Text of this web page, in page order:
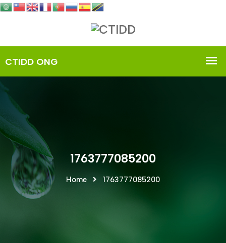
1763777085200
Home 1763777085200